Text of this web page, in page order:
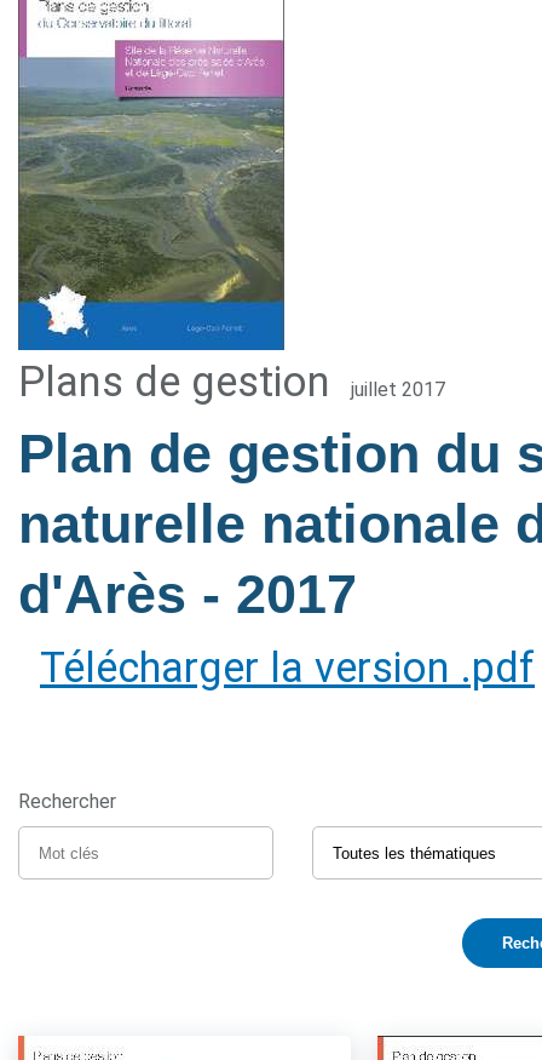
Plans de gestion juillet 2017
Plan de gestion du
naturelle nationale
d'Arès - 2017
Télécharger la version .pdf
Rechercher